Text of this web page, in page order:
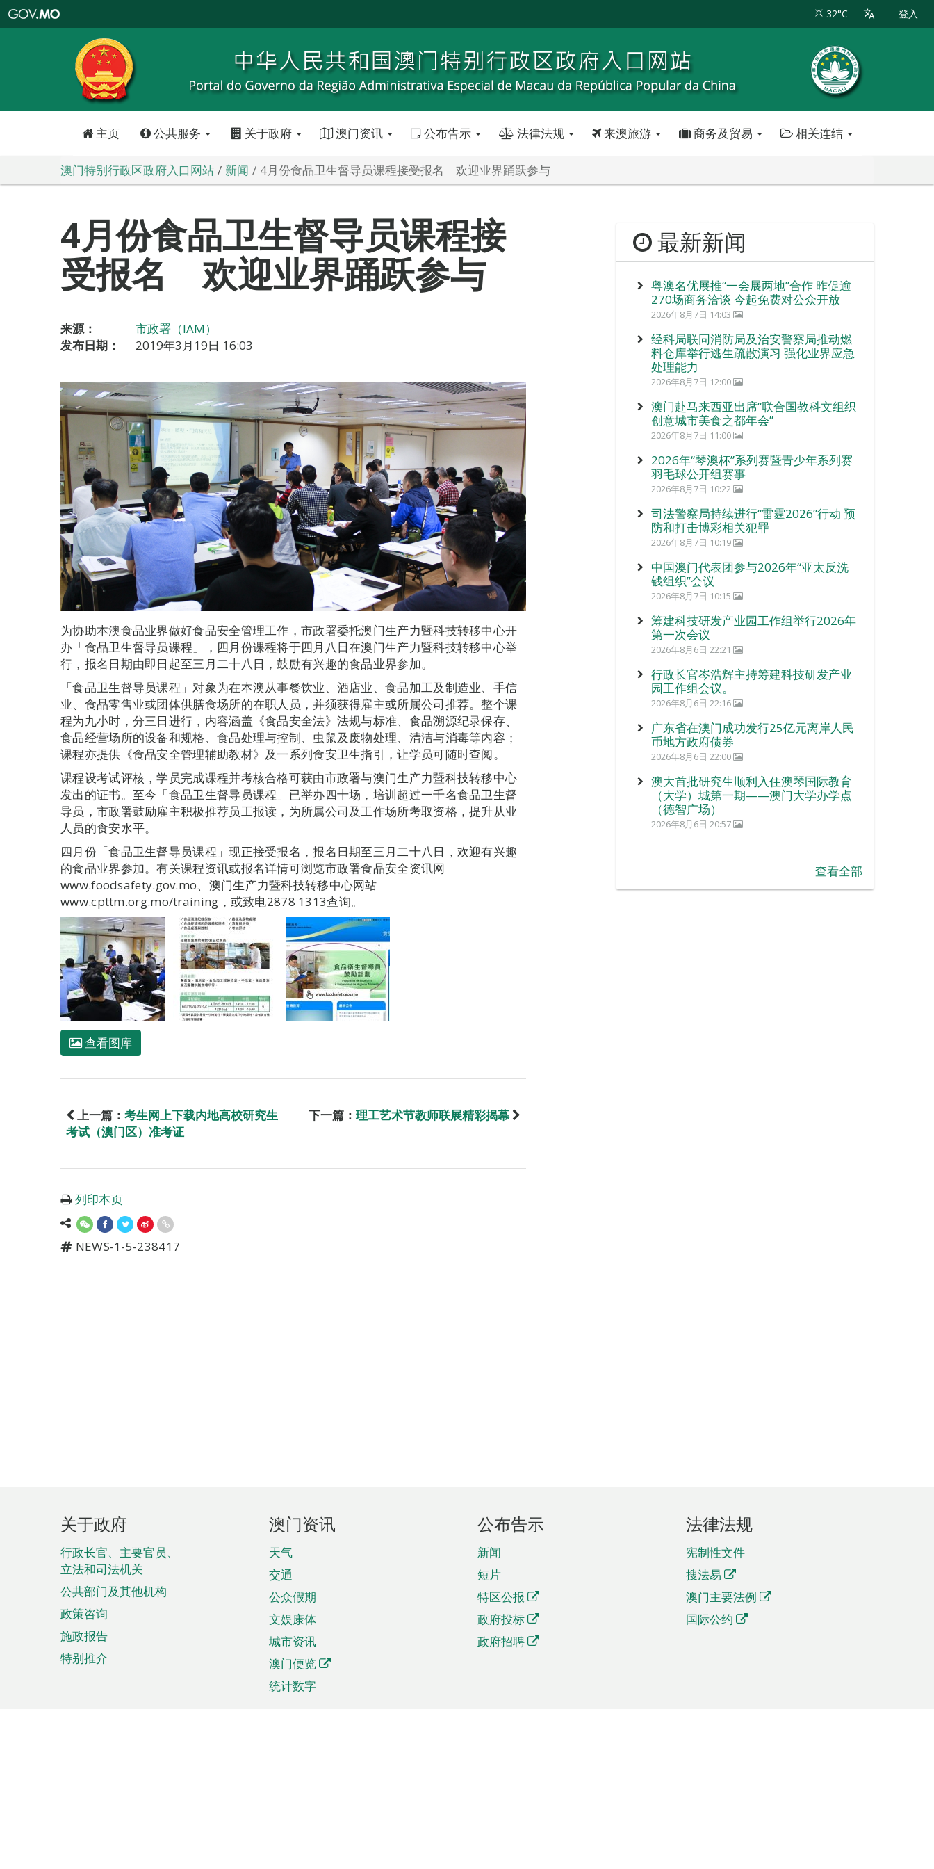
特
政
区
政
口
32°C 登入
主页 公共服务 关于政府 澳门资讯 公布告示 法律法规 来澳旅游 商务及贸易 相关连结
澳门特别行政区政府入口网站 新闻 4月份食品卫生督导员课程接受报名 欢迎业界踊跃参与
4月份食品卫生督导员课程接
受报名 欢迎业界踊跃参与
来源：
市政署（IAM）
发布日期：
2019年3月19日 16:03
为协助本澳食品业界做好食品安全管理工作，市政署委托澳门生产力暨科技转移中心开
办「食品卫生督导员课程」，四月份课程将于四月八日在澳门生产力暨科技转移中心举
行，报名日期由即日起至三月二十八日，鼓励有兴趣的食品业界参加。
「食品卫生督导员课程」对象为在本澳从事餐饮业、酒店业、食品加工及制造业、手信
业、食品零售业或团体供膳食场所的在职人员，并须获得雇主或所属公司推荐。整个课
程为九小时，分三日进行，内容涵盖《食品安全法》法规与标准、食品溯源纪录保存、
食品经营场所的设备和规格、食品处理与控制、虫鼠及废物处理、清洁与消毒等内容；
课程亦提供《食品安全管理辅助教材》及一系列食安卫生指引，让学员可随时查阅。
课程设考试评核，学员完成课程并考核合格可获由市政署与澳门生产力暨科技转移中心
发出的证书。至今「食品卫生督导员课程」已举办四十场，培训超过一千名食品卫生督
导员，市政署鼓励雇主积极推荐员工报读，为所属公司及工作场所考取资格，提升从业
人员的食安水平。
四月份「食品卫生督导员课程」现正接受报名，报名日期至三月二十八日，欢迎有兴趣
的食品业界参加。有关课程资讯或报名详情可浏览市政署食品安全资讯网
www.foodsafety.gov.mo、澳门生产力暨科技转移中心网站
www.cpttm.org.mo/training，或致电2878 1313查询。
查看图库
上一篇： 考生网上下载内地高校研究生
考试（澳门区）准考证
下一篇： 理工艺术节教师联展精彩揭幕
列印本页
NEWS-1-5-238417
最新新闻
粤澳名优展推“一会展两地”合作 昨促逾
270场商务洽谈 今起免费对公众开放
2026年8月7日 14:03
经科局联同消防局及治安警察局推动燃
料仓库举行逃生疏散演习 强化业界应急
处理能力
2026年8月7日 12:00
澳门赴马来西亚出席“联合国教科文组织
创意城市美食之都年会”
2026年8月7日 11:00
2026年“琴澳杯”系列赛暨青少年系列赛
羽毛球公开组赛事
2026年8月7日 10:22
司法警察局持续进行“雷霆2026”行动 预
防和打击博彩相关犯罪
2026年8月7日 10:19
中国澳门代表团参与2026年“亚太反洗
钱组织”会议
2026年8月7日 10:15
筹建科技研发产业园工作组举行2026年
第一次会议
2026年8月6日 22:21
行政长官岑浩辉主持筹建科技研发产业
园工作组会议。
2026年8月6日 22:16
广东省在澳门成功发行25亿元离岸人民
币地方政府债券
2026年8月6日 22:00
澳大首批研究生顺利入住澳琴国际教育
（大学）城第一期——澳门大学办学点
（德智广场）
2026年8月6日 20:57
查看全部
页
脚
菜
单
关于政府
行政长官、主要官员、
立法和司法机关
公共部门及其他机构
政策咨询
施政报告
特别推介
澳门资讯
天气
交通
公众假期
文娱康体
城市资讯
澳门便览
统计数字
公布告示
新闻
短片
特区公报
政府投标
政府招聘
法律法规
宪制性文件
搜法易
澳门主要法例
国际公约